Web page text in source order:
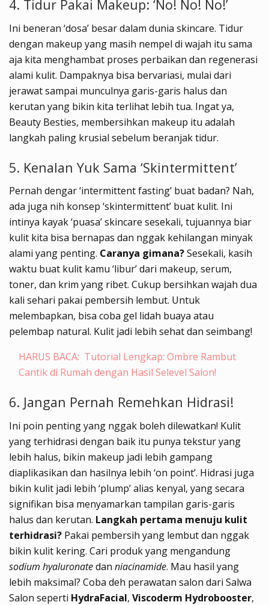
4. Tidur Pakai Makeup: ‘No! No! No!’
Ini beneran ‘dosa’ besar dalam dunia skincare. Tidur
dengan makeup yang masih nempel di wajah itu sama
aja kita menghambat proses perbaikan dan regenerasi
alami kulit. Dampaknya bisa bervariasi, mulai dari
jerawat sampai munculnya garis-garis halus dan
kerutan yang bikin kita terlihat lebih tua. Ingat ya,
Beauty Besties, membersihkan makeup itu adalah
langkah paling krusial sebelum beranjak tidur.
5. Kenalan Yuk Sama ‘Skintermittent’
Pernah dengar ‘intermittent fasting’ buat badan? Nah,
ada juga nih konsep ‘skintermittent’ buat kulit. Ini
intinya kayak ‘puasa’ skincare sesekali, tujuannya biar
kulit kita bisa bernapas dan nggak kehilangan minyak
alami yang penting. Caranya gimana?Sesekali, kasih
waktu buat kulit kamu ‘libur’ dari makeup, serum,
toner, dan krim yang ribet. Cukup bersihkan wajah dua
kali sehari pakai pembersih lembut. Untuk
melembapkan, bisa coba gel lidah buaya atau
pelembap natural. Kulit jadi lebih sehat dan seimbang!
HARUS BACA: Tutorial Lengkap: Ombre Rambut
Cantik di Rumah dengan Hasil Selevel Salon!
6. Jangan Pernah Remehkan Hidrasi!
Ini poin penting yang nggak boleh dilewatkan! Kulit
yang terhidrasi dengan baik itu punya tekstur yang
lebih halus, bikin makeup jadi lebih gampang
diaplikasikan dan hasilnya lebih ‘on point’. Hidrasi juga
bikin kulit jadi lebih ‘plump’ alias kenyal, yang secara
signifikan bisa menyamarkan tampilan garis-garis
halus dan kerutan. Langkah pertama menuju kulit
terhidrasi? Pakai pembersih yang lembut dan nggak
bikin kulit kering. Cari produk yang mengandung
sodium hyaluronatedan niacinamide. Mau hasil yang
lebih maksimal? Coba deh perawatan salon dari Salwa
Salon seperti HydraFacial, Viscoderm Hydrobooster,